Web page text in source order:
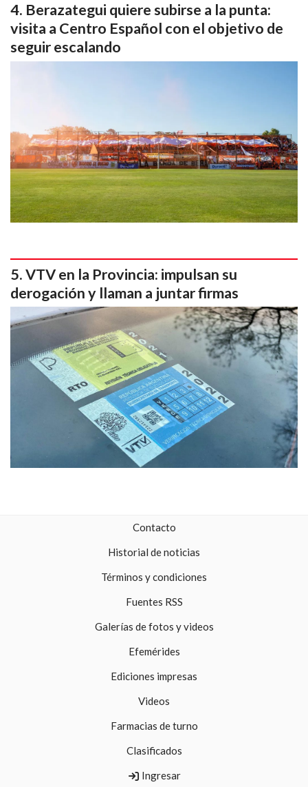
Berazategui quiere subirse a la punta:
visita a Centro Español con el objetivo de
seguir escalando
VTV en la Provincia: impulsan su
derogación y llaman a juntar firmas
Contacto
Historial de noticias
Términos y condiciones
Fuentes RSS
Galerías de fotos y videos
Efemérides
Ediciones impresas
Videos
Farmacias de turno
Clasificados
Ingresar